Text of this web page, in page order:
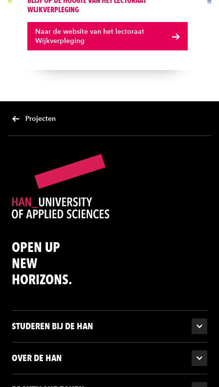
WIJKVERPLEGING
Naar de website van het lectoraat
Wijkverpleging
Projecten
OPEN UP
NEW
HORIZONS.
STUDEREN BIJ DE HAN
OVER DE HAN